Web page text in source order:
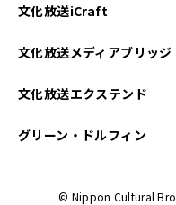
文化放送iCraft
文化放送メディアブリッジ
文化放送エクステンド
グリーン・ドルフィン
© Nippon Cultural